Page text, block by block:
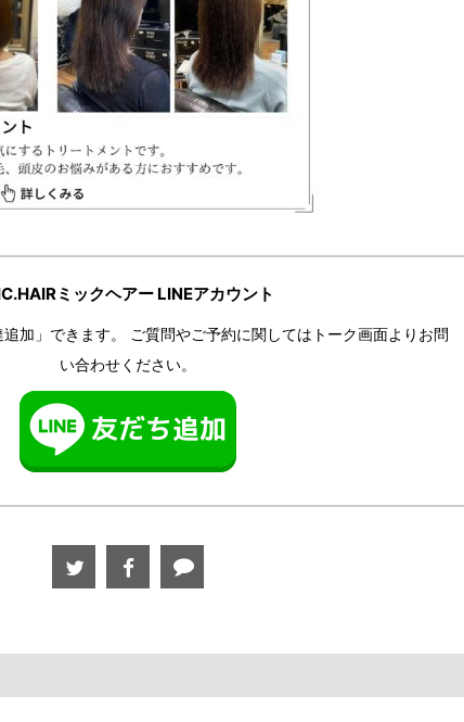
ミックヘアー LINEアカウント
加」できます。
ご質問やご予約に関してはトーク画面よりお問
い合わせください。